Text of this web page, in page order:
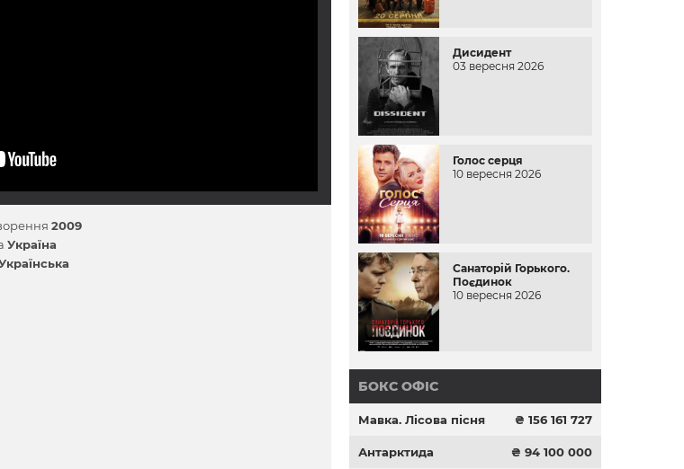
2009
Україна
Дисидент
03 вересня 2026
Голос серця
10 вересня 2026
Санаторій Горького.
Поєдинок
10 вересня 2026
БОКС ОФІС
Мавка. Лісова пісня ₴ 156 161 727
Антарктида ₴ 94 100 000